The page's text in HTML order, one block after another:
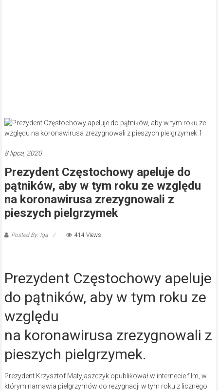
8 lipca, 2020
Prezydent Częstochowy apeluje do
pątników, aby w tym roku ze względu
na koronawirusa zrezygnowali z
pieszych pielgrzymek
Posted By: Iga 414 Views
Prezydent Częstochowy apeluje
do pątników, aby w tym roku ze
względu
na koronawirusa zrezygnowali z
pieszych pielgrzymek.
Prezydent Krzysztof Matyjaszczyk opublikował w internecie film, w
którym namawia pielgrzymów do rezygnacji w tym roku z licznego